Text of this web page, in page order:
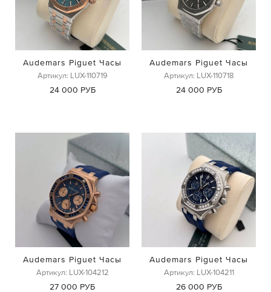
Audemars Piguet Часы
Артикул: LUX-110719
24 000 РУБ
Audemars Piguet Часы
Артикул: LUX-110718
24 000 РУБ
Audemars Piguet Часы
Артикул: LUX-104212
27 000 РУБ
Audemars Piguet Часы
Артикул: LUX-104211
26 000 РУБ